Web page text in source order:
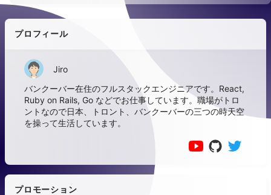
プロフィール
Jiro
バンクーバー在住のフルスタックエンジニアです。React,
Ruby on Rails, Go などでお仕事しています。職場がトロ
ントなので日本、トロント、バンクーバーの三つの時天空
を操って生活しています。
プロモーション